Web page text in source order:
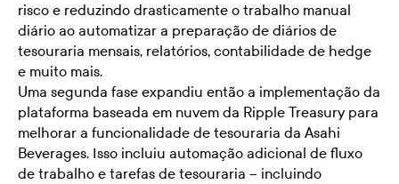
risco e reduzindo drasticamente o trabalho manual
diário ao automatizar a preparação de diários de
tesouraria mensais, relatórios, contabilidade de hedge
e muito mais.
Uma segunda fase expandiu então a implementação da
plataforma baseada em nuvem da Ripple Treasury para
melhorar a funcionalidade de tesouraria da Asahi
Beverages. Isso incluiu automação adicional de fluxo
de trabalho e tarefas de tesouraria – incluindo